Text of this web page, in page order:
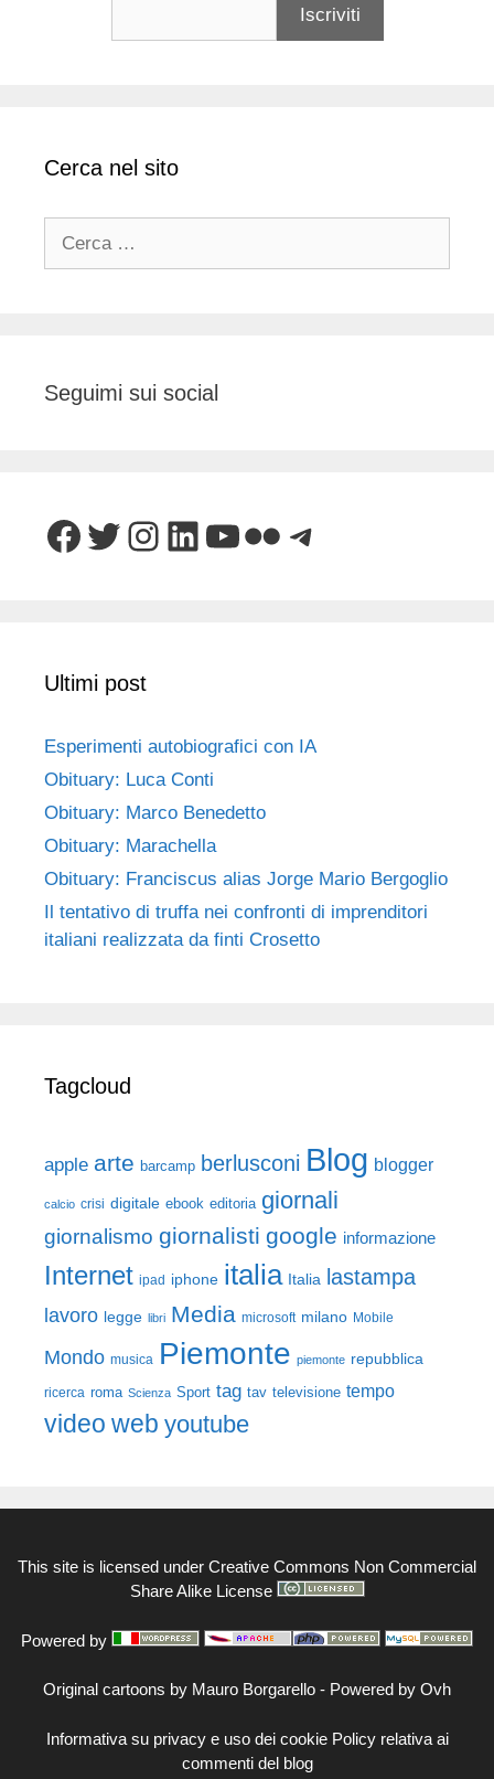
Cerca nel sito
Seguimi sui social
Facebook
Twitter
Instagram
LinkedIn
YouTube
FlickrTelegram
Ultimi post
Esperimenti autobiografici con IA
Obituary: Luca Conti
Obituary: Marco Benedetto
Obituary: Marachella
Obituary: Franciscus alias Jorge Mario Bergoglio
Il tentativo di truffa nei confronti di imprenditori
italiani realizzata da finti Crosetto
Tagcloud
apple arte barcamp berlusconi Blog blogger
calcio crisi digitale ebook editoria giornali
giornalismo giornalisti google informazione
Internet ipad iphone italia Italia lastampa
lavoro legge libri Media microsoft milano Mobile
Mondo musica Piemonte piemonte repubblica
ricerca roma Scienza Sport tag tav televisione tempo
video web youtube
This site is licensed under Creative Commons Non Commercial
Share Alike License
Powered by
Original cartoons by Mauro Borgarello - Powered by Ovh
Informativa su privacy e uso dei cookie Policy relativa ai
commenti del blog